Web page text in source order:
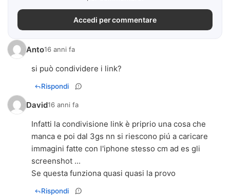
Accedi per commentare
Anto16 anni fa
si può condividere i link?
Rispondi
David16 anni fa
Infatti la condivisione link è priprio una cosa che
manca e poi dal 3gs nn si riescono piú a caricare
immagini fatte con l'iphone stesso cm ad es gli
screenshot ...
Se questa funziona quasi quasi la provo
Rispondi